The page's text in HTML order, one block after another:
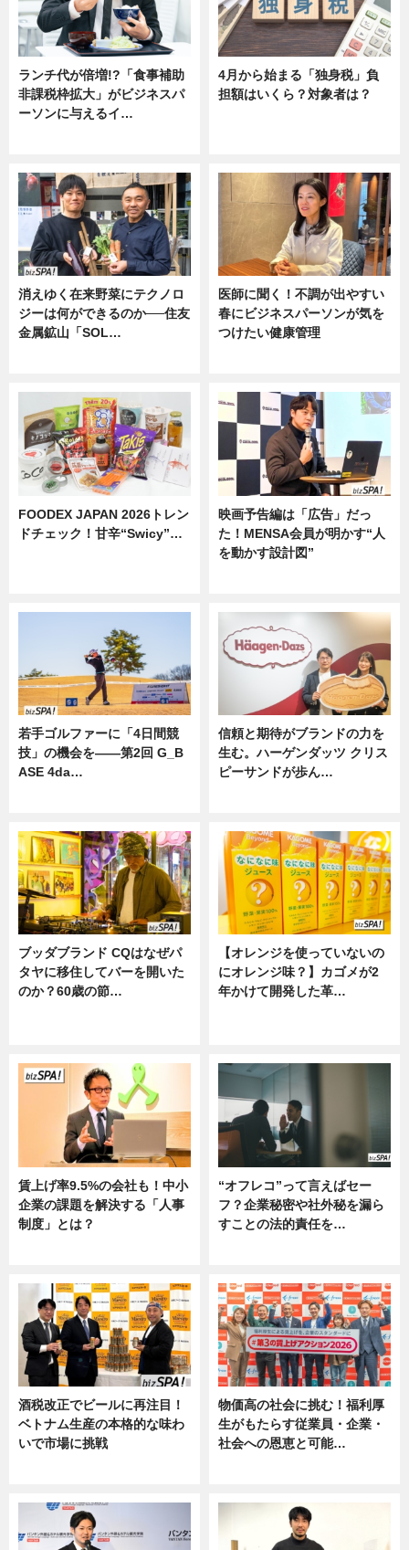
ランチ代が倍増!?「食事補助
非課税枠拡大」がビジネスパ
ーソンに与えるイ…
4月から始まる「独身税」負
担額はいくら？対象者は？
消えゆく在来野菜にテクノロ
ジーは何ができるのか──住友
金属鉱山「SOL…
医師に聞く！不調が出やすい
春にビジネスパーソンが気を
つけたい健康管理
FOODEX JAPAN 2026トレン
ドチェック！甘辛“Swicy”…
映画予告編は「広告」だっ
た！MENSA会員が明かす“人
を動かす設計図”
若手ゴルファーに「4日間競
技」の機会を——第2回 G_B
ASE 4da…
信頼と期待がブランドの力を
生む。ハーゲンダッツ クリス
ピーサンドが歩ん…
ブッダブランド CQはなぜパ
タヤに移住してバーを開いた
のか？60歳の節…
【オレンジを使っていないの
にオレンジ味？】カゴメが2
年かけて開発した革…
賃上げ率9.5%の会社も！中小
企業の課題を解決する「人事
制度」とは？
“オフレコ”って言えばセー
フ？企業秘密や社外秘を漏ら
すことの法的責任を…
酒税改正でビールに再注目！
ベトナム生産の本格的な味わ
いで市場に挑戦
物価高の社会に挑む！福利厚
生がもたらす従業員・企業・
社会への恩恵と可能…